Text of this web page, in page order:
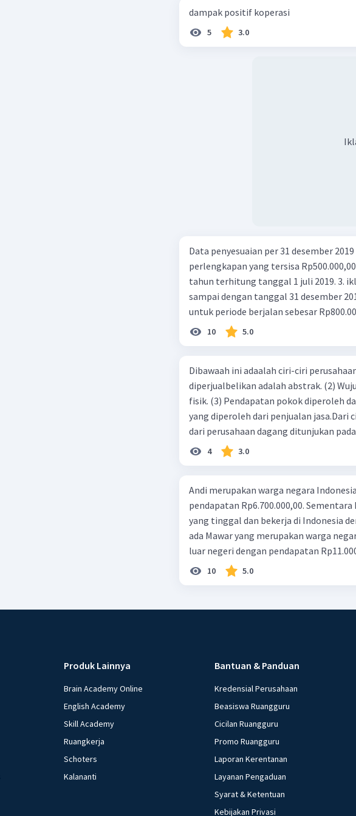
dampak positif koperasi
5 3.0
Data penyesuaian per 31 desember 2019
perlengkapan yang tersisa Rp500.000,00 2. pendapatan sewa diterima untuk 1
tahun terhitung tanggal 1 juli 2019. 3. iklan dibayar untuk 10 kali terbit, dan
sampai dengan tanggal 31 desember
untuk periode berjalan sebesar
jurnal pembalik yang benar adalah ....
10 5.0
Dibawaah ini adaalah ciri-ciri
diperjualbelikan adalah abstrak. (2)
fisik. (3) Pendapatan pokok diperoleh
yang diperoleh dari penjualan
dari perusahaan dagang ditunjukan
d. 1 dan 2 e. 2 dan 4
4 3.0
Andi merupakan warga negara
pendapatan Rp6.700.000,00. Sementara Lula merupakan warga negara asing
yang tinggal dan bekerja di Indonesia dengan pendapatan Rp8.900.000,00. Lalu
ada Mawar yang merupakan warga negara Indonesia yang tinggal dan bekerja di
luar negeri dengan pendapatan
10 5.0
Produk Lainnya
Brain Academy Online
English Academy
Skill Academy
Ruangkerja
Schoters
Kalananti
Bantuan & Panduan
Kredensial Perusahaan
Beasiswa Ruangguru
Cicilan Ruangguru
Promo Ruangguru
Laporan Kerentanan
Layanan Pengaduan
Syarat & Ketentuan
Kebijakan Privasi